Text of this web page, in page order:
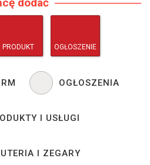
PRODUKT OGŁOSZENIE
OGŁOSZENIA
I USŁUGI
I ZEGARY